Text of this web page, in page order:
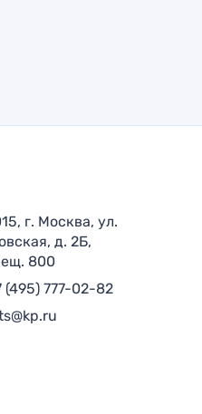
г. Москва, ул.
д. 2Б,
800
(495) 777-02-82